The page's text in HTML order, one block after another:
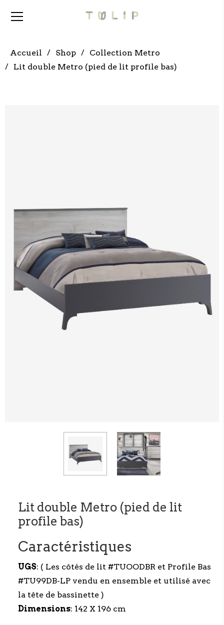
Accueil Shop
Collection Metro
Lit double Metro (pied de lit profile bas)
Lit double Metro (pied de lit
profile bas)
Caractéristiques
UGS: ( Les côtés de lit #TUOODBR et Profile Bas
#TU99DB-LP vendu en ensemble et utilisé avec
la tête de bassinette )
Dimensions: 142 X 196 cm